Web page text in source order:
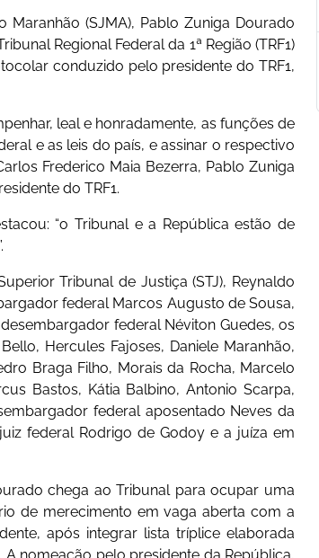
(SJMA), Pablo Zuniga Dourado
Regional Federal da 1ª Região (TRF1)
conduzido pelo presidente do TRF1,
leal e honradamente, as funções de
e as leis do país, e assinar o respectivo
Frederico Maia Bezerra, Pablo Zuniga
do TRF1.
“o Tribunal e a República estão de
Tribunal de Justiça (STJ), Reynaldo
federal Marcos Augusto de Sousa,
federal Néviton Guedes, os
Hercules Fajoses, Daniele Maranhão,
Braga Filho, Morais da Rocha, Marcelo
Bastos, Kátia Balbino, Antonio Scarpa,
federal aposentado Neves da
federal Rodrigo de Godoy e a juíza em
chega ao Tribunal para ocupar uma
de merecimento em vaga aberta com a
após integrar lista tríplice elaborada